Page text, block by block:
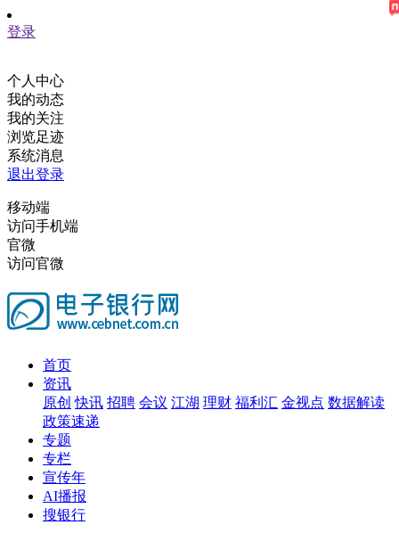
登录
个人中心
我的动态
我的关注
浏览足迹
系统消息
退出登录
移动端
访问手机端
官微
访问官微
首页
资讯
原创 快讯 招聘 会议 江湖 理财 福利汇 金视点 数据解读
政策速递
专题
专栏
宣传年
AI播报
搜银行